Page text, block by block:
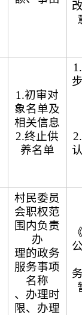
1.初审对
象名单及
相关信息
2.终止供
养名单
村民委员
会职权范
围内负责
办
理的政务
服务事项
名称
、办理时
限、办理